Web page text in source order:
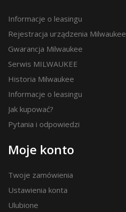
Informacje o leasingu
Rejestracja urządzenia Milwaukee
Gwarancja Milwaukee
Serwis MILWAUKEE
Historia Milwaukee
Informacje o leasingu
Jak kupować?
Pytania i odpowiedzi
Moje konto
Twoje zamówienia
Ustawienia konta
Ulubione